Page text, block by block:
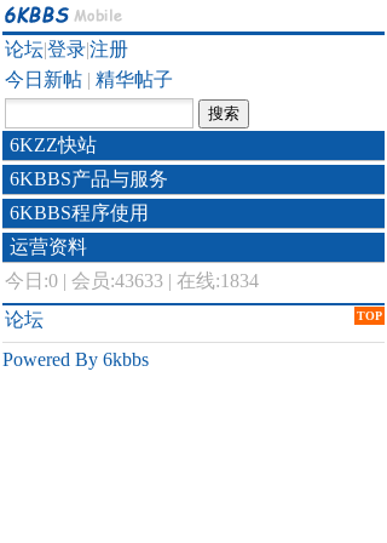
论坛|登录|注册
今日新帖 | 精华帖子
6KZZ快站
6KBBS产品与服务
6KBBS程序使用
运营资料
今日:0 | 会员:43633 | 在线:1834
TOP
论坛
Powered By 6kbbs